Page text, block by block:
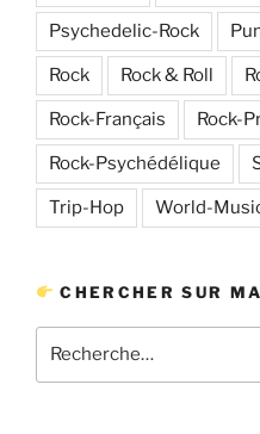
Psychedelic-Rock
Rock Rock & Roll
Rock-Français Rock-
Rock-Psychédélique
Trip-Hop World-
CHERCHER SUR
pour